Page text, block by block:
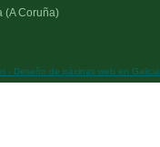
(A Coruña)
- Deseño de páxinas web en Galicia